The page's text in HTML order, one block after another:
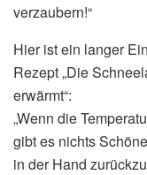
verzaubern!“
Hier ist ein langer
Rezept „Die
erwärmt“:
„Wenn die
gibt es nichts
in der Hand